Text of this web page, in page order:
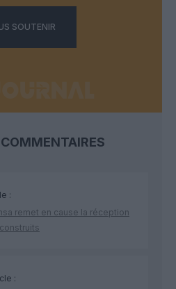
SOUTENIR
:
remet en cause la réception
: